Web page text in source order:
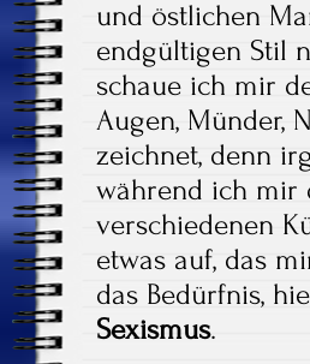
und östlichen
endgültigen Stil
schaue ich mir
Augen, Münder,
zeichnet, denn
während ich mir
verschiedenen
etwas auf, das
das Bedürfnis,
Sexismus.